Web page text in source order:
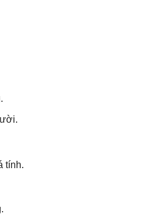
tính.